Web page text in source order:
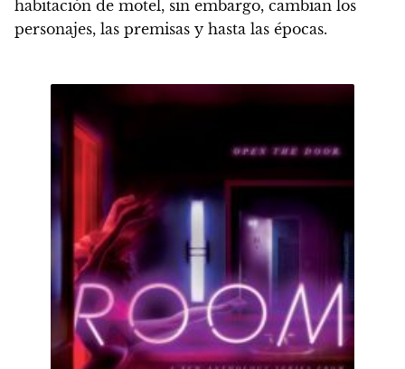
habitación de motel, sin embargo, cambian los
personajes, las premisas y hasta las épocas.